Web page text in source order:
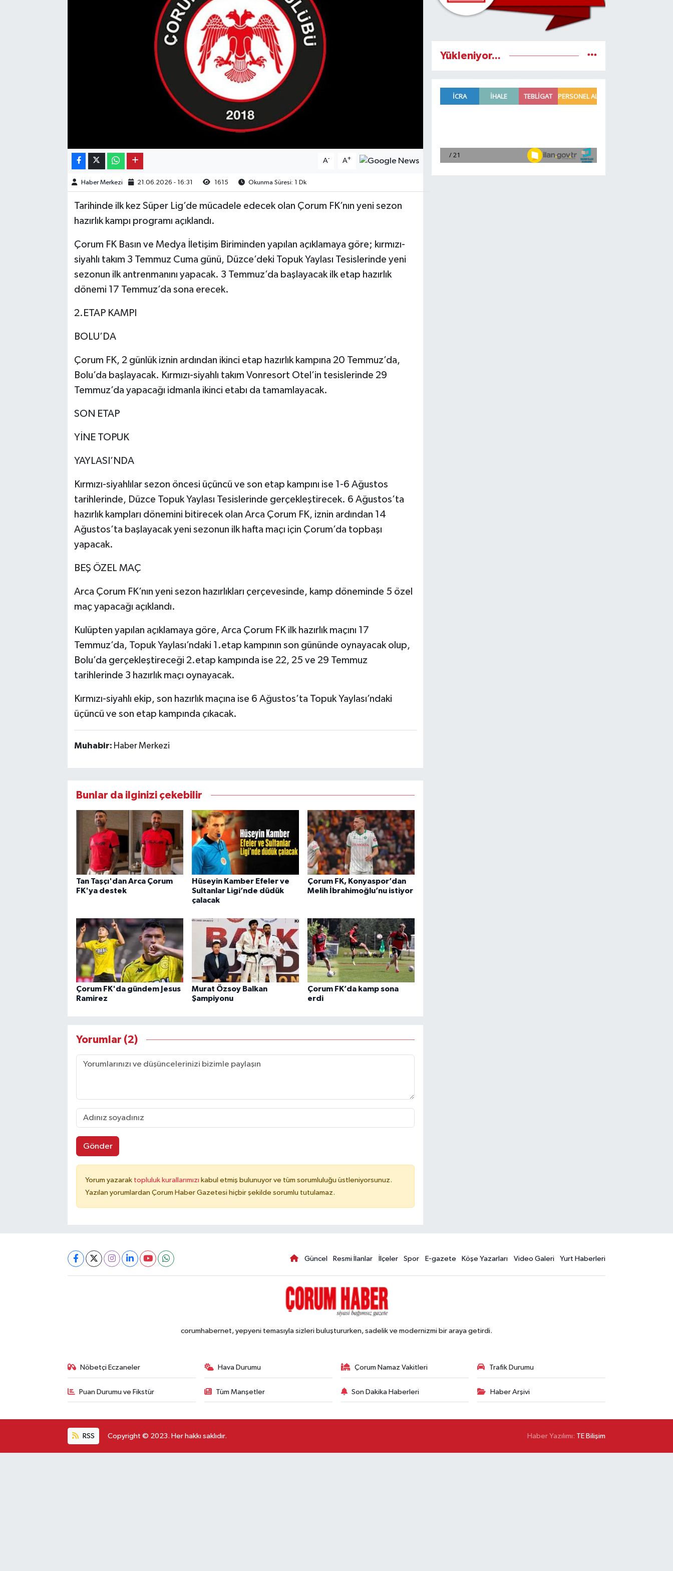
A- A+
Haber Merkezi 21.06.2026 - 16:31 1615 Okunma Süresi: 1 Dk
Tarihinde ilk kez Süper Lig’de mücadele edecek olan Çorum FK’nın yeni sezon
hazırlık kampı programı açıklandı.
Çorum FK Basın ve Medya İletişim Biriminden yapılan açıklamaya göre; kırmızı-
siyahlı takım 3 Temmuz Cuma günü, Düzce’deki Topuk Yaylası Tesislerinde yeni
sezonun ilk antrenmanını yapacak. 3 Temmuz’da başlayacak ilk etap hazırlık
dönemi 17 Temmuz’da sona erecek.
2.ETAP KAMPI
BOLU’DA
Çorum FK, 2 günlük iznin ardından ikinci etap hazırlık kampına 20 Temmuz’da,
Bolu’da başlayacak. Kırmızı-siyahlı takım Vonresort Otel’in tesislerinde 29
Temmuz’da yapacağı idmanla ikinci etabı da tamamlayacak.
SON ETAP
YİNE TOPUK
YAYLASI’NDA
Kırmızı-siyahlılar sezon öncesi üçüncü ve son etap kampını ise 1-6 Ağustos
tarihlerinde, Düzce Topuk Yaylası Tesislerinde gerçekleştirecek. 6 Ağustos’ta
hazırlık kampları dönemini bitirecek olan Arca Çorum FK, iznin ardından 14
Ağustos’ta başlayacak yeni sezonun ilk hafta maçı için Çorum’da topbaşı
yapacak.
BEŞ ÖZEL MAÇ
Arca Çorum FK’nın yeni sezon hazırlıkları çerçevesinde, kamp döneminde 5 özel
maç yapacağı açıklandı.
Kulüpten yapılan açıklamaya göre, Arca Çorum FK ilk hazırlık maçını 17
Temmuz’da, Topuk Yaylası’ndaki 1.etap kampının son gününde oynayacak olup,
Bolu’da gerçekleştireceği 2.etap kampında ise 22, 25 ve 29 Temmuz
tarihlerinde 3 hazırlık maçı oynayacak.
Kırmızı-siyahlı ekip, son hazırlık maçına ise 6 Ağustos’ta Topuk Yaylası’ndaki
üçüncü ve son etap kampında çıkacak.
Muhabir: Haber Merkezi
Bunlar da ilginizi çekebilir
Tan Taşçı'dan Arca Çorum
FK'ya destek
Hüseyin Kamber Efeler ve
Sultanlar Ligi’nde düdük
çalacak
Çorum FK, Konyaspor’dan
Melih İbrahimoğlu’nu istiyor
Çorum FK'da gündem Jesus
Ramirez
Murat Özsoy Balkan
Şampiyonu
Çorum FK’da kamp sona
erdi
Yorumlar (2)
Gönder
Yorum yazarak topluluk kurallarımızı kabul etmiş bulunuyor ve tüm sorumluluğu üstleniyorsunuz.
Yazılan yorumlardan Çorum Haber Gazetesi hiçbir şekilde sorumlu tutulamaz.
Yükleniyor...
Güncel Resmi İlanlar İlçeler Spor E-gazete Köşe Yazarları Video Galeri Yurt Haberleri
corumhabernet, yepyeni temasıyla sizleri buluştururken, sadelik ve modernizmi bir araya getirdi.
Nöbetçi Eczaneler Hava Durumu Çorum Namaz Vakitleri Trafik Durumu
Puan Durumu ve Fikstür Tüm Manşetler Son Dakika Haberleri Haber Arşivi
RSS Copyright © 2023. Her hakkı saklıdır. Haber Yazılımı: TE Bilişim